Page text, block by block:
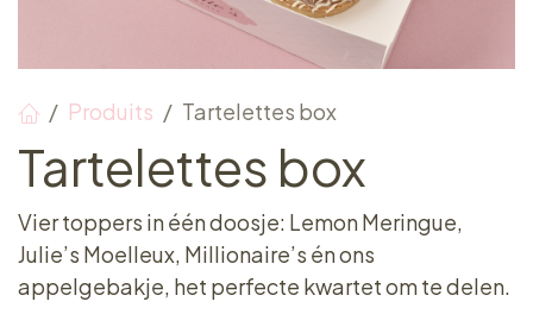
Produits Tartelettes box
Tartelettes box
Vier toppers in één doosje: Lemon Meringue,
Julie’s Moelleux, Millionaire’s én ons
appelgebakje, het perfecte kwartet om te delen.